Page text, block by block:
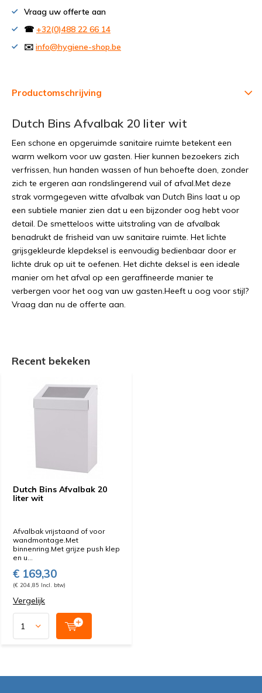
Vraag uw offerte aan
☎ +32(0)488 22 66 14
✉️ info@hygiene-shop.be
Productomschrijving
Dutch Bins Afvalbak 20 liter wit
Een schone en opgeruimde sanitaire ruimte betekent een
warm welkom voor uw gasten. Hier kunnen bezoekers zich
verfrissen, hun handen wassen of hun behoefte doen, zonder
zich te ergeren aan rondslingerend vuil of afval.Met deze
strak vormgegeven witte afvalbak van Dutch Bins laat u op
een subtiele manier zien dat u een bijzonder oog hebt voor
detail. De smetteloos witte uitstraling van de afvalbak
benadrukt de frisheid van uw sanitaire ruimte. Het lichte
grijsgekleurde klepdeksel is eenvoudig bedienbaar door er
lichte druk op uit te oefenen. Het dichte deksel is een ideale
manier om het afval op een geraffineerde manier te
verbergen voor het oog van uw gasten.Heeft u oog voor stijl?
Vraag dan nu de offerte aan.
Recent bekeken
Dutch Bins Afvalbak 20
liter wit
Afvalbak vrijstaand of voor
wandmontage.Met
binnenring.Met grijze push klep
en u...
€ 169,30
(€ 204,85 Incl. btw)
Vergelijk